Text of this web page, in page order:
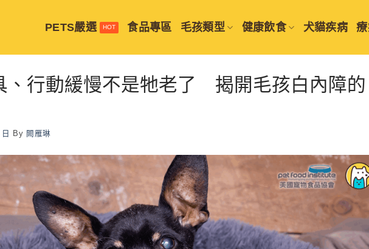
PETS嚴選 食品專區 毛孩類型 健康飲食 犬貓疾病
、行動緩慢不是牠老了 揭開毛孩白內障的
By 闕雁琳